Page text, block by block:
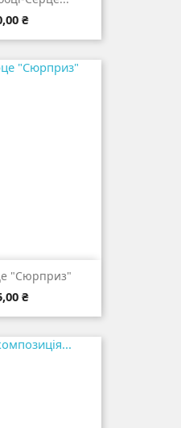
₴
"Сюрприз"
₴